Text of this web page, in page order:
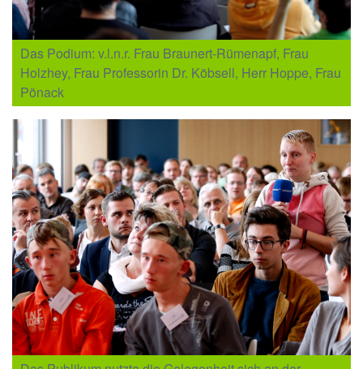
Das Podium: v.l.n.r. Frau Braunert-Rümenapf, Frau
Holzhey, Frau Professorin Dr. Köbsell, Herr Hoppe, Frau
Pönack